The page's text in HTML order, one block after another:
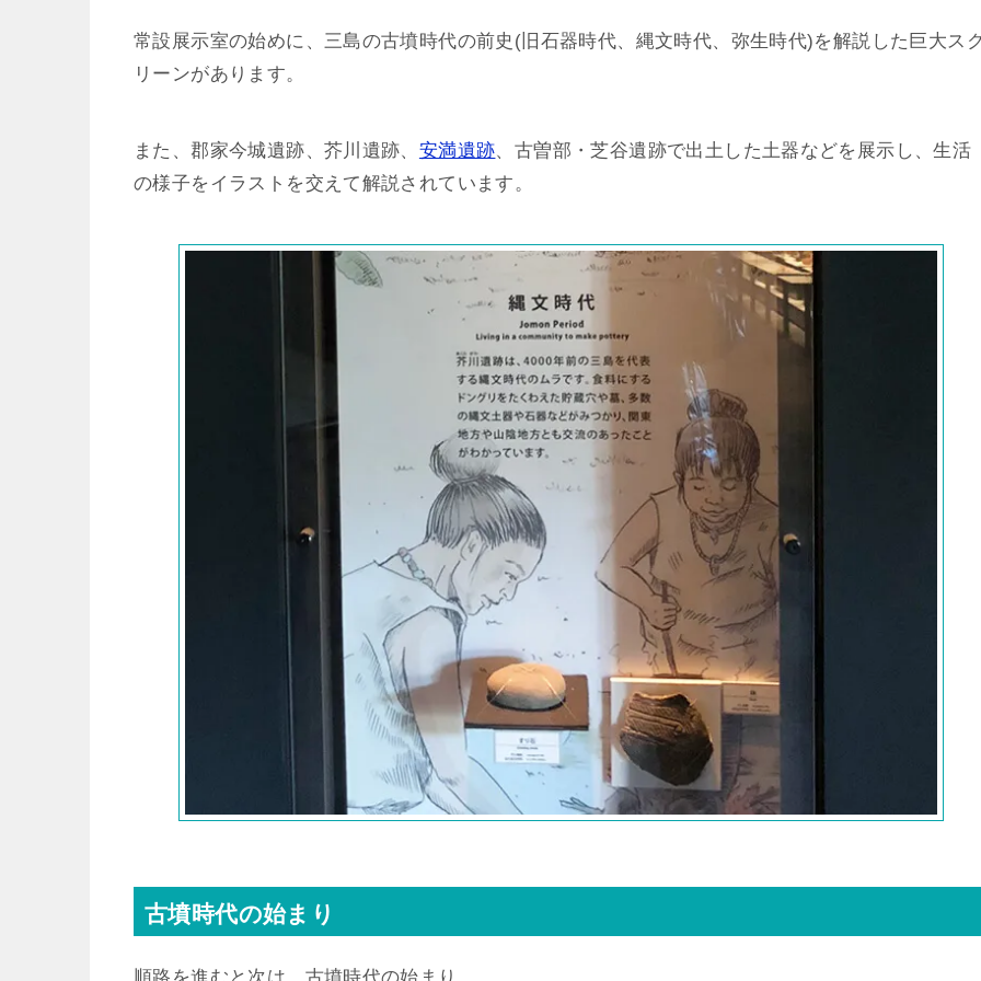
常設展示室の始めに、三島の古墳時代の前史(旧石器時代、縄文時代、弥生時代)を解説した巨大ス
リーンがあります。
また、郡家今城遺跡、芥川遺跡、 安満遺跡、古曽部・芝谷遺跡で出土した土器などを展示し、生活
の様子をイラストを交えて解説されています。
古墳時代の始まり